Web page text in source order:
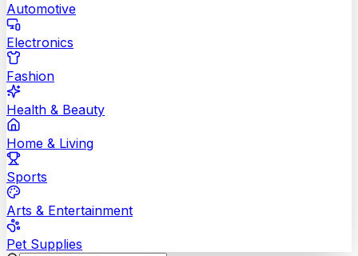
Automotive
Electronics
Fashion
Health & Beauty
Home & Living
Sports
Arts & Entertainment
Pet Supplies